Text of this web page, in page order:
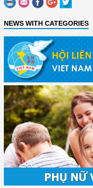
NEWS WITH CATEGORIES